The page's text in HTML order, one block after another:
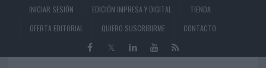
INICIAR SESIÓN EDICIÓN IMPRESA Y DIGITAL
TIENDA
OFERTA EDITORIAL
QUIERO SUSCRIBIRME CONTACTO